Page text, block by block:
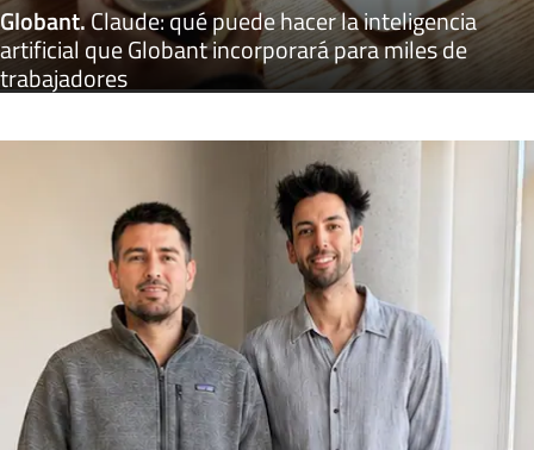
Globant.Claude: qué puede hacer la inteligencia
artificial que Globant incorporará para miles de
trabajadores